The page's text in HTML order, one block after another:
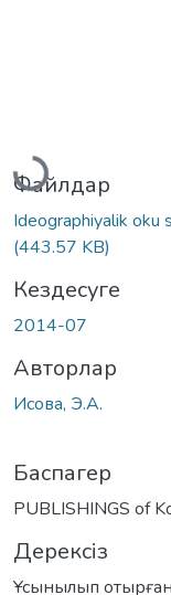
Жүктеу...
Файлдар
Ideographiyalik oku
(443.57 KB)
Кездесуге
2014-07
Авторлар
Исова, Э.А.
Баспагер
PUBLISHINGS of
Дерексіз
Ұсынылып